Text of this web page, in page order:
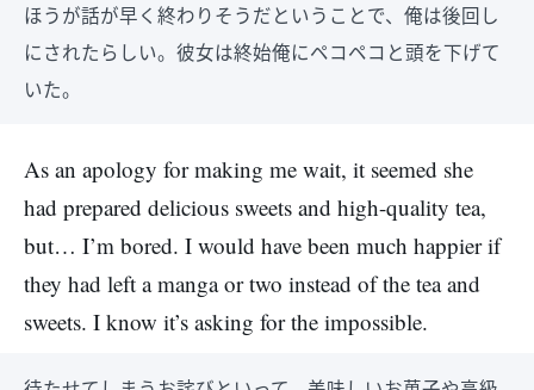
ほうが話が早く終わりそうだということで、俺は後回し
にされたらしい。彼女は終始俺にペコペコと頭を下げて
いた。
As an apology for making me wait, it seemed she
had prepared delicious sweets and high-quality tea,
but… I’m bored. I would have been much happier if
they had left a manga or two instead of the tea and
sweets. I know it’s asking for the impossible.